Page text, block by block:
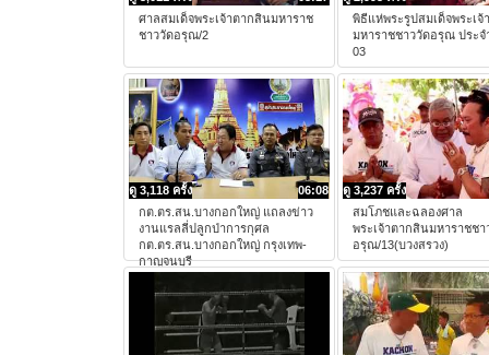
ศาลสมเด็จพระเจ้าตากสินมหาราช
ชาววัดอรุณ/2
พิธีแห่พระรูปสมเด็จพระเจ้
มหาราชชาววัดอรุณ ประจ
03
06:08
ดู 3,118 ครั้ง
กต.ตร.สน.บางกอกใหญ่ แถลงข่าว
งานแรลลี่ปลูกป่าการกุศล
กต.ตร.สน.บางกอกใหญ่ กรุงเทพ-
กาญจนบุรี
ดู 3,237 ครั้ง
สมโภชและฉลองศาล
พระเจ้าตากสินมหาราชชา
อรุณ/13(บวงสรวง)